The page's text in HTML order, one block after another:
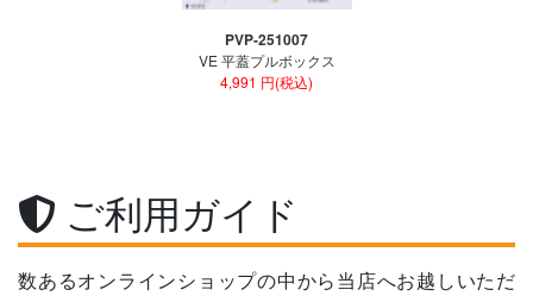
PVP-251007
VE 平蓋プルボックス
4,991 円(税込)
ご利用ガイド
数あるオンラインショップの中から当店へお越しいただ